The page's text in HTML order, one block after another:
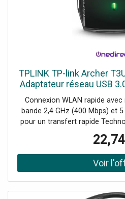
TPLINK TP-link Archer
Adaptateur réseau USB
votre PC une connexion
Connexion WLAN rapide
bande 2,4 GHz (400 Mbps) et
pour un transfert rapide
transmission optimale vers
compact et portable Sécurité
WPA3 Compatible Windows
configuration